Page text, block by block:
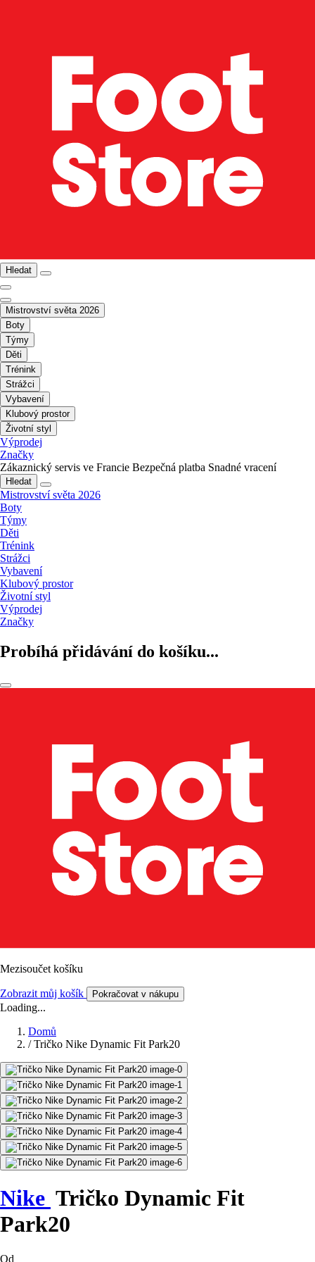
Hledat
Mistrovství světa 2026
Boty
Týmy
Děti
Trénink
Strážci
Vybavení
Klubový prostor
Životní styl
Výprodej
Značky
Zákaznický servis ve Francie Bezpečná platba Snadné vracení
Hledat
Mistrovství světa 2026
Boty
Týmy
Děti
Trénink
Strážci
Vybavení
Klubový prostor
Životní styl
Výprodej
Značky
Probíhá přidávání do košíku...
Mezisoučet košíku
Zobrazit můj košík Pokračovat v nákupu
Loading...
Domů
/ Tričko Nike Dynamic Fit Park20
Nike Tričko Dynamic Fit
Park20
Od